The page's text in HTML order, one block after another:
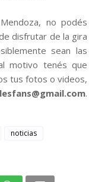
no podés
disfrutar de la gira
sean las
motivo tenés que
tus fotos o videos,
.
noticias